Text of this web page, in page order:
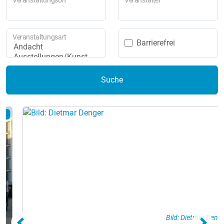
Suche
Veranstaltungsart
Barrierefrei
Bild: Dietmar Denger